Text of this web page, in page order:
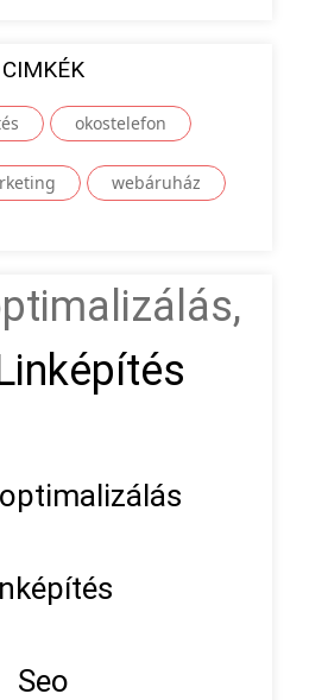
CIMKÉK
okostelefon
webáruház
Seo